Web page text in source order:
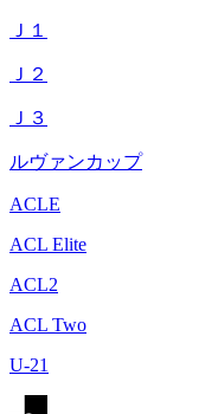
Ｊ１
Ｊ２
Ｊ３
ルヴァンカップ
ACLE
ACL Elite
ACL2
ACL Two
U-21